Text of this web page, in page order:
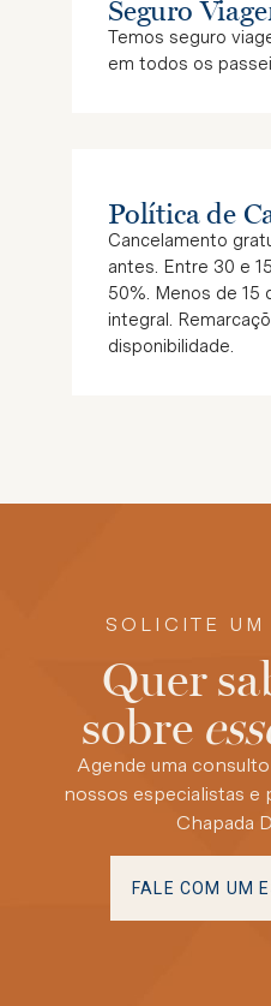
Seguro
Temos seguro
em todos os
Política de
Cancelamento
antes. Entre 30 e
50%. Menos de 15
integral.
disponibilidade.
SOLICITE UM
Quer
sobre
Agende uma
nossos especialistas e
Chapada
FALE COM UM